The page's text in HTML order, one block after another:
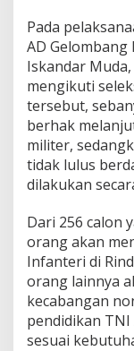
Pada
AD Gelombang
Iskandar
mengikuti
tersebut,
berhak
militer,
tidak lulus
dilakukan
Dari 256 calon
orang akan
Infanteri di
orang lainnya
kecabangan
pendidikan TNI
sesuai